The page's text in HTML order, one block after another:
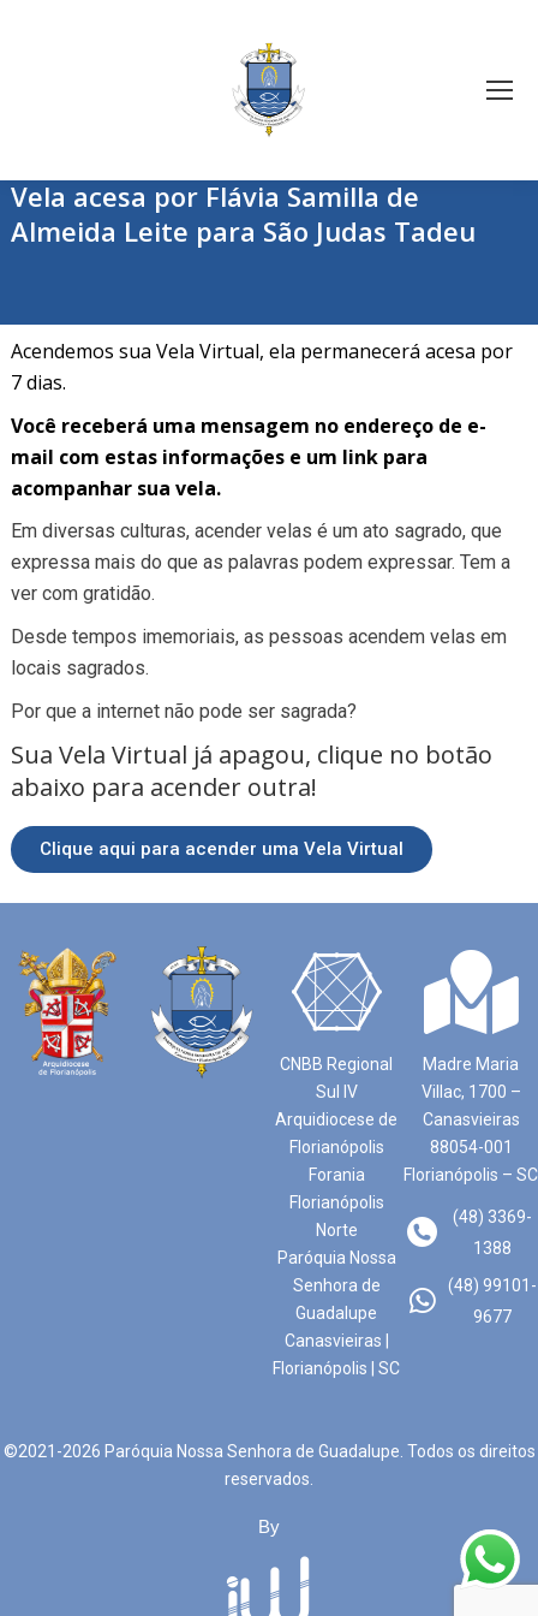
Vela acesa por Flávia Samilla de
Almeida Leite para São Judas Tadeu
Acendemos sua Vela Virtual, ela permanecerá acesa por
7 dias.
Você receberá uma mensagem no endereço de e-
mail com estas informações e um link para
acompanhar sua vela.
Em diversas culturas, acender velas é um ato sagrado, que
expressa mais do que as palavras podem expressar. Tem a
ver com gratidão.
Desde tempos imemoriais, as pessoas acendem velas em
locais sagrados.
Por que a internet não pode ser sagrada?
Sua Vela Virtual já apagou, clique no botão
abaixo para acender outra!
Clique aqui para acender uma Vela Virtual
CNBB Regional
Sul IV
Arquidiocese de
Florianópolis
Forania
Florianópolis
Norte
Paróquia Nossa
Senhora de
Guadalupe
Canasvieiras |
Florianópolis | SC
Madre Maria
Villac, 1700 –
Canasvieiras
88054-001
Florianópolis – SC
(48) 3369-
1388
(48) 99101-
9677
©2021-2026 Paróquia Nossa Senhora de Guadalupe. Todos os direitos
reservados.
By